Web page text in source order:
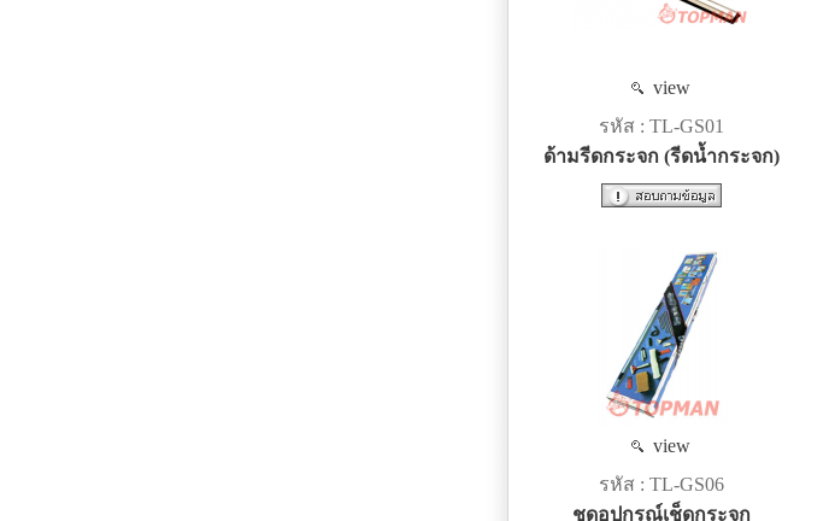
view
รหัส : TL-GS01
ด้ามรีดกระจก (รีดน้ำกระจก)
view
รหัส : TL-GS06
ชุดอุปกรณ์เช็ดกระจก